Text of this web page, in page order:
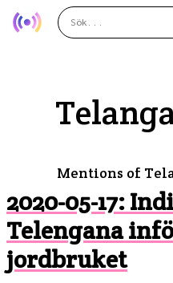
Mentions of
2020-05-17:
Telengana
jordbruket